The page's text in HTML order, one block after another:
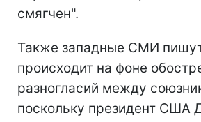
смягчен".
Также западные СМИ
происходит на фоне
разногласий между
поскольку президент США